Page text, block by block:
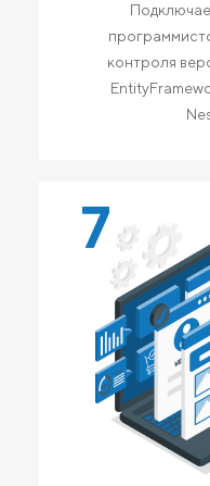
контроля
7